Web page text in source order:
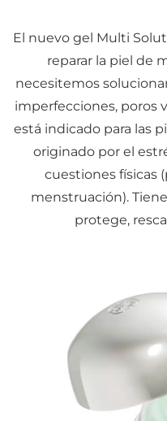
El nuevo gel Multi
reparar la piel de
necesitemos
imperfecciones, poros
está indicado para las
originado por el
cuestiones físicas
menstruación).
protege,